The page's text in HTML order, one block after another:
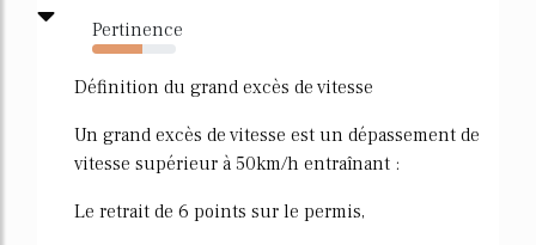
Pertinence
60%
Définition du grand excès de vitesse
Un grand excès de vitesse est un dépassement de
vitesse supérieur à 50km/h entraînant :
Le retrait de 6 points sur le permis,